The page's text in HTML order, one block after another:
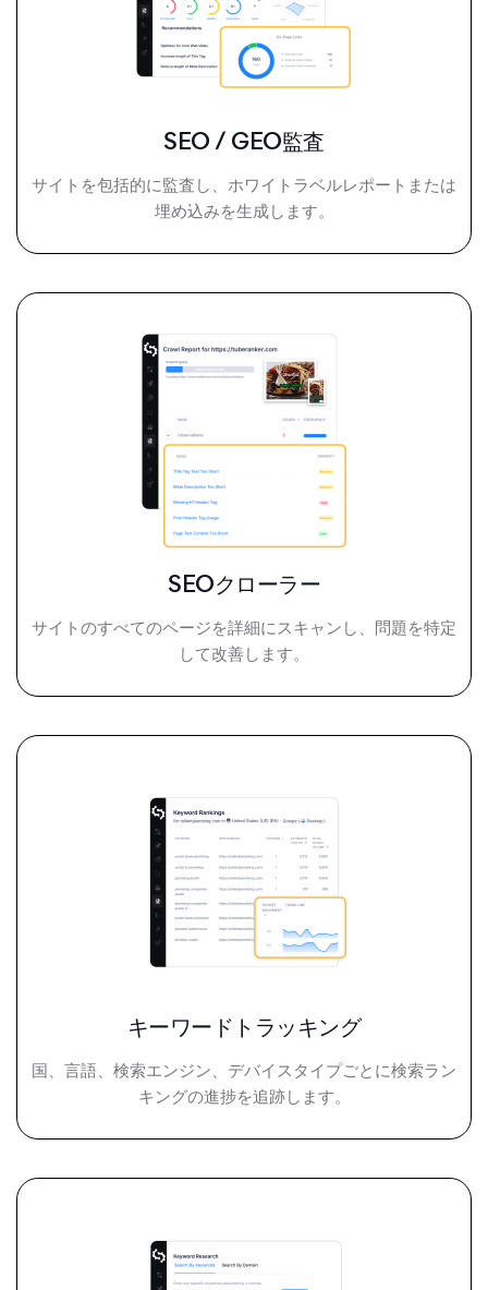
SEO / GEO監査
サイトを包括的に監査し、ホワイトラベルレポートまたは
埋め込みを生成します。
SEOクローラー
サイトのすべてのページを詳細にスキャンし、問題を特定
して改善します。
キーワードトラッキング
国、言語、検索エンジン、デバイスタイプごとに検索ラン
キングの進捗を追跡します。